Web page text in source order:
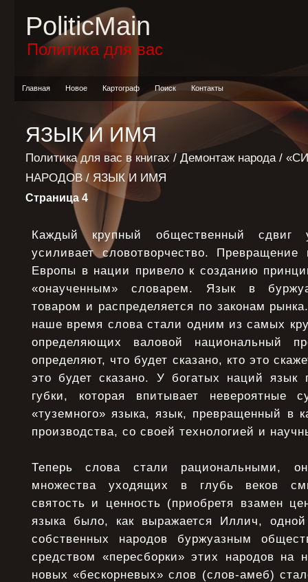
PoliticMain
Политика для вас
Главная Новое Картограф Поиск Контакты
ЯЗЫК И ИМЯ
Политика для вас в книгах / Демонтаж народа/
НАРОДОВ/ ЯЗЫК И ИМЯ
Страница 4
Каждый крупный общественный сдвиг
усиливает словотворчество. Превращение
Европы в нации привело к созданию
«онаученным» словарем. Язык в
товаром и распределяется по законам
наше время слова стали одним из самых
определяющих валовой национальный
определяют, что будет сказано, кто это
это будет сказано. У богатых наций язык
губки, которая впитывает
«туземного» языка, язык, превращенный в
производства, со своей технологией и
Теперь слова стали рациональными,
множества уходящих в глубь веков
святость и ценность (приобретя взамен
языка было, как выражается Иллич,
собственных народов буржуазным
средством «пересборки» этих народов на
новых «бескорневых» слов (слов-амеб)